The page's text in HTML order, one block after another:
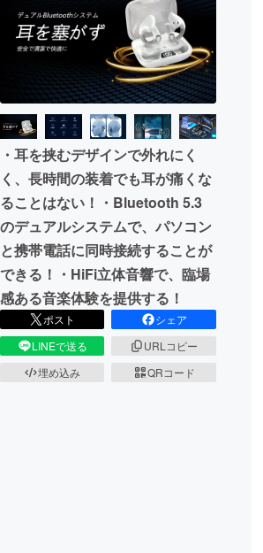
テクノロジー・ガジェット
映像・映画
ビジネス・起業
まちづくり・地域活性化
CAMPFIRE for Social Good
CAMPFIREふるさと納税machi-ya
・耳を挟むデザインで外れにく
く、長時間の装着でも耳が痛くな
ることはない！・Bluetooth 5.3
のデュアルシステムで、パソコン
と携帯電話に同時接続することが
できる！・HiFi立体音響で、臨場
感ある音楽体験を提供する！
ポスト
シェア
LINEで送る
URLコピー
埋め込み
QRコード